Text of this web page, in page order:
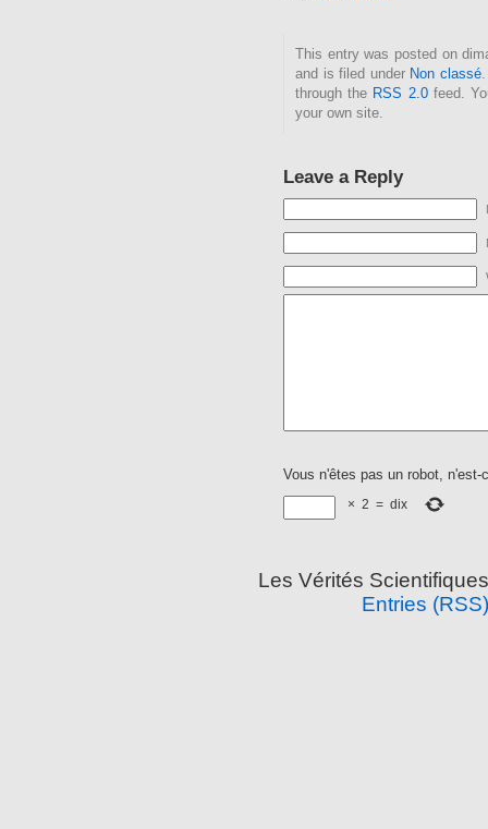
This entry was posted on
and is filed under Non classé.
through the RSS 2.0feed.
your own site.
Leave a Reply
Vous n'êtes pas un robot, n'est-
× 2 = dix
Les Vérités
Entries (RSS)